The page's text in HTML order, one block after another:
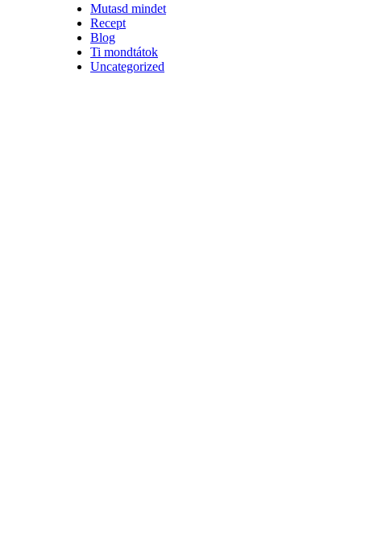
Mutasd mindet
Recept
Blog
Ti mondtátok
Uncategorized